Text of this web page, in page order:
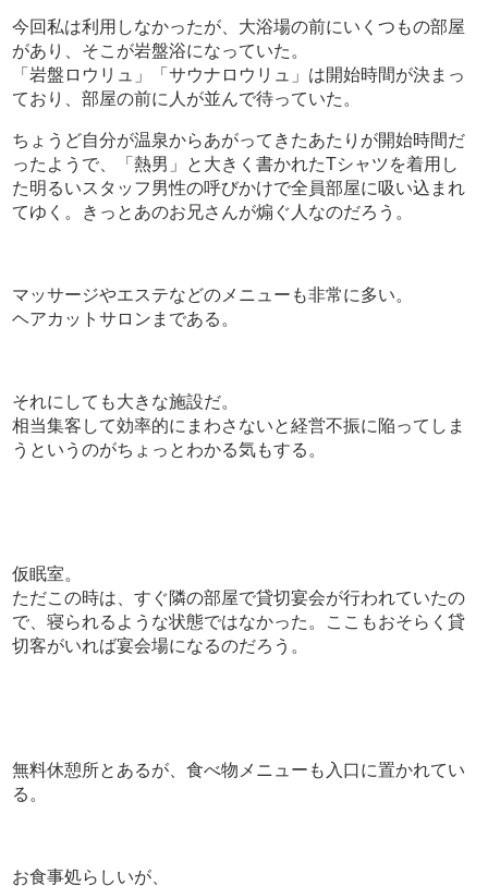
今回私は利用しなかったが、大浴場の前にいくつもの部屋
があり、そこが岩盤浴になっていた。
「岩盤ロウリュ」「サウナロウリュ」は開始時間が決まっ
ており、部屋の前に人が並んで待っていた。
ちょうど自分が温泉からあがってきたあたりが開始時間だ
ったようで、「熱男」と大きく書かれたTシャツを着用し
た明るいスタッフ男性の呼びかけで全員部屋に吸い込まれ
てゆく。きっとあのお兄さんが煽ぐ人なのだろう。
マッサージやエステなどのメニューも非常に多い。
ヘアカットサロンまである。
それにしても大きな施設だ。
相当集客して効率的にまわさないと経営不振に陥ってしま
うというのがちょっとわかる気もする。
仮眠室。
ただこの時は、すぐ隣の部屋で貸切宴会が行われていたの
で、寝られるような状態ではなかった。ここもおそらく貸
切客がいれば宴会場になるのだろう。
無料休憩所とあるが、食べ物メニューも入口に置かれてい
る。
お食事処らしいが、